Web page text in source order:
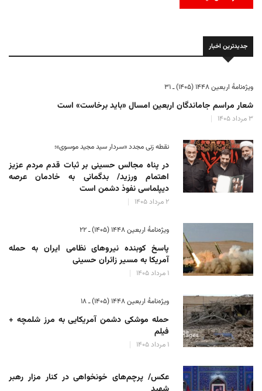
جدیدترین اخبار
ویژه‌نامهٔ اربعین ۱۴۴۸ (۱۴۰۵) ـ ۳۱
شعار مراسم جاماندگان اربعین امسال «باید برخاست» است
۳ مرداد ۱۴۰۵
نقطه زنی مجدد «سردار سید مجید موسوی»؛
در پناه مجالس حسینی بر ثبات‌ قدم مردم عزیز
اهتمام ورزید/ بدگمانی به خادمان عرصه
دیپلماسی نفوذ دشمن است
۲ مرداد ۱۴۰۵
ویژه‌نامهٔ اربعین ۱۴۴۸ (۱۴۰۵) ـ ۲۲
پاسخ کوبنده نیروهای نظامی ایران به حمله
آمریکا به مسیر زائران حسینی
۱ مرداد ۱۴۰۵
ویژه‌نامهٔ اربعین ۱۴۴۸ (۱۴۰۵) ـ ۱۸
حمله موشکی دشمن آمریکایی به مرز شلمچه +
فیلم
۱ مرداد ۱۴۰۵
عکس/ پرچم‌های خونخواهی در کنار مزار رهبر